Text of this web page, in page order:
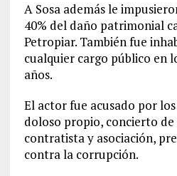
A Sosa además le
40% del daño patrimonial
Petropiar. También fue
cualquier cargo público en
años.
El actor fue acusado por
doloso propio, concierto
contratista y asociación,
contra la corrupción.